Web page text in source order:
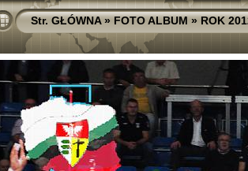
Str. GŁÓWNA»FOTO ALBUM»ROK